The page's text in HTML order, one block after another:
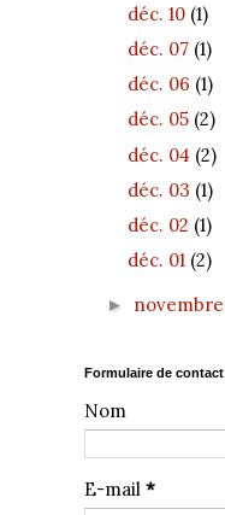
déc. 10 (1)
déc. 07 (1)
déc. 06 (1)
déc. 05 (2)
déc. 04 (2)
déc. 03 (1)
déc. 02 (1)
déc. 01 (2)
► novembre
Formulaire de contact
Nom
E-mail *